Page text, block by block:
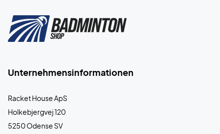
Unternehmensinformationen
Racket House ApS
Holkebjergvej 120
5250 Odense SV